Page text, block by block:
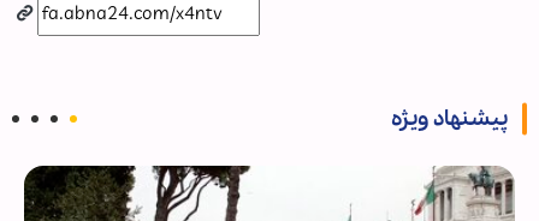
پیشنهاد ویژه